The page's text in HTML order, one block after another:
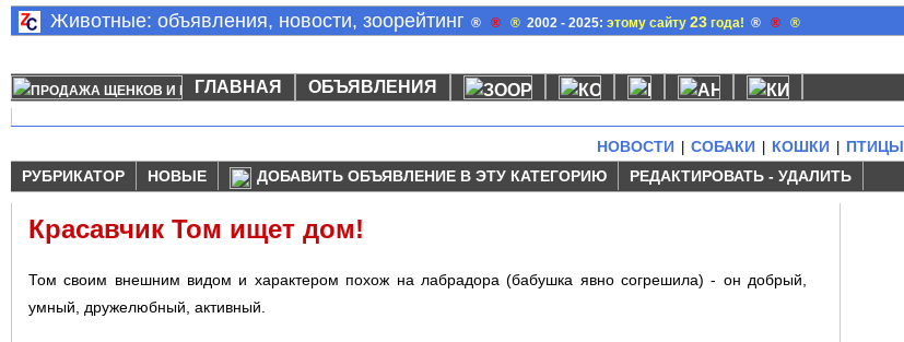
Животные: объявления, новости, зоорейтинг ® ® ® 2002 - 2025:этому сайту23 года! ® ® ®
ГЛАВНАЯ ОБЪЯВЛЕНИЯ
НОВОСТИ СОБАКИ КОШКИ ПТИЦЫ
РУБРИКАТОР
НОВЫЕ ДОБАВИТЬ ОБЪЯВЛЕНИЕ В ЭТУ КАТЕГОРИЮ РЕДАКТИРОВАТЬ - УДАЛИТЬ
Красавчик Том ищет дом!
Том своим внешним видом и характером похож на лабрадора (бабушка явно согрешила) - он добрый,
умный, дружелюбный, активный.